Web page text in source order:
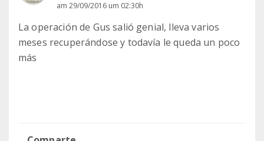
am 29/09/2016 um 02:30h
La operación de Gus salió genial, lleva varios
meses recuperándose y todavía le queda un poco
más